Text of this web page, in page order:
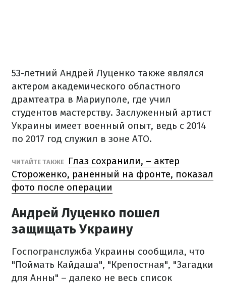
53-летний Андрей Луценко также являлся
актером академического областного
драмтеатра в Мариуполе, где учил
студентов мастерству. Заслуженный артист
Украины имеет военный опыт, ведь с 2014
по 2017 год служил в зоне АТО.
ЧИТАЙТЕ ТАКЖЕ
Глаз сохранили, – актер
Стороженко, раненный на фронте, показал
фото после операции
Андрей Луценко пошел
защищать Украину
Госпогранслужба Украины сообщила, что
"Поймать Кайдаша", "Крепостная", "Загадки
для Анны" – далеко не весь список